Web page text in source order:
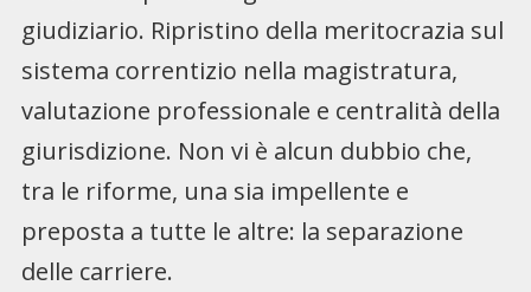
giudiziario. Ripristino della meritocrazia sul
sistema correntizio nella magistratura,
valutazione professionale e centralità della
giurisdizione. Non vi è alcun dubbio che,
tra le riforme, una sia impellente e
preposta a tutte le altre: la separazione
delle carriere.